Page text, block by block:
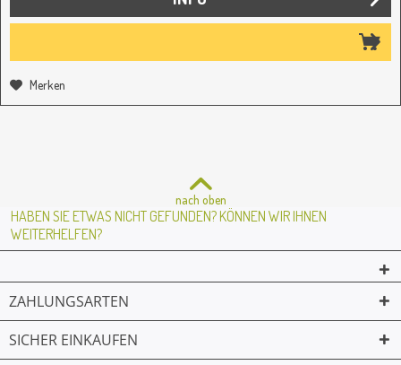
Merken
nach oben
HABEN SIE ETWAS NICHT GEFUNDEN? KÖNNEN WIR IHNEN
WEITERHELFEN?
ZAHLUNGSARTEN
SICHER EINKAUFEN